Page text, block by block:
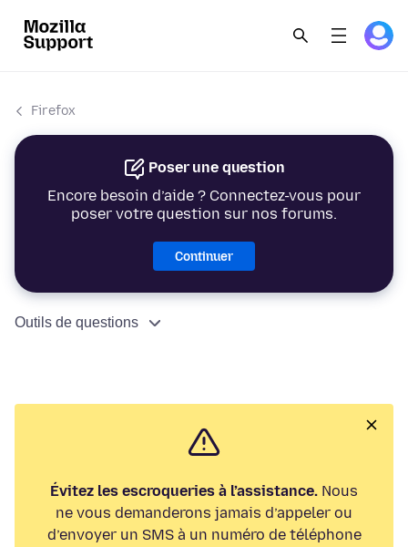
Firefox
Poser une question
Encore besoin d’aide ? Connectez-vous pour
poser votre question sur nos forums.
Continuer
Outils de questions
Évitez les escroqueries à l’assistance. Nous
ne vous demanderons jamais d’appeler ou
d’envoyer un SMS à un numéro de téléphone